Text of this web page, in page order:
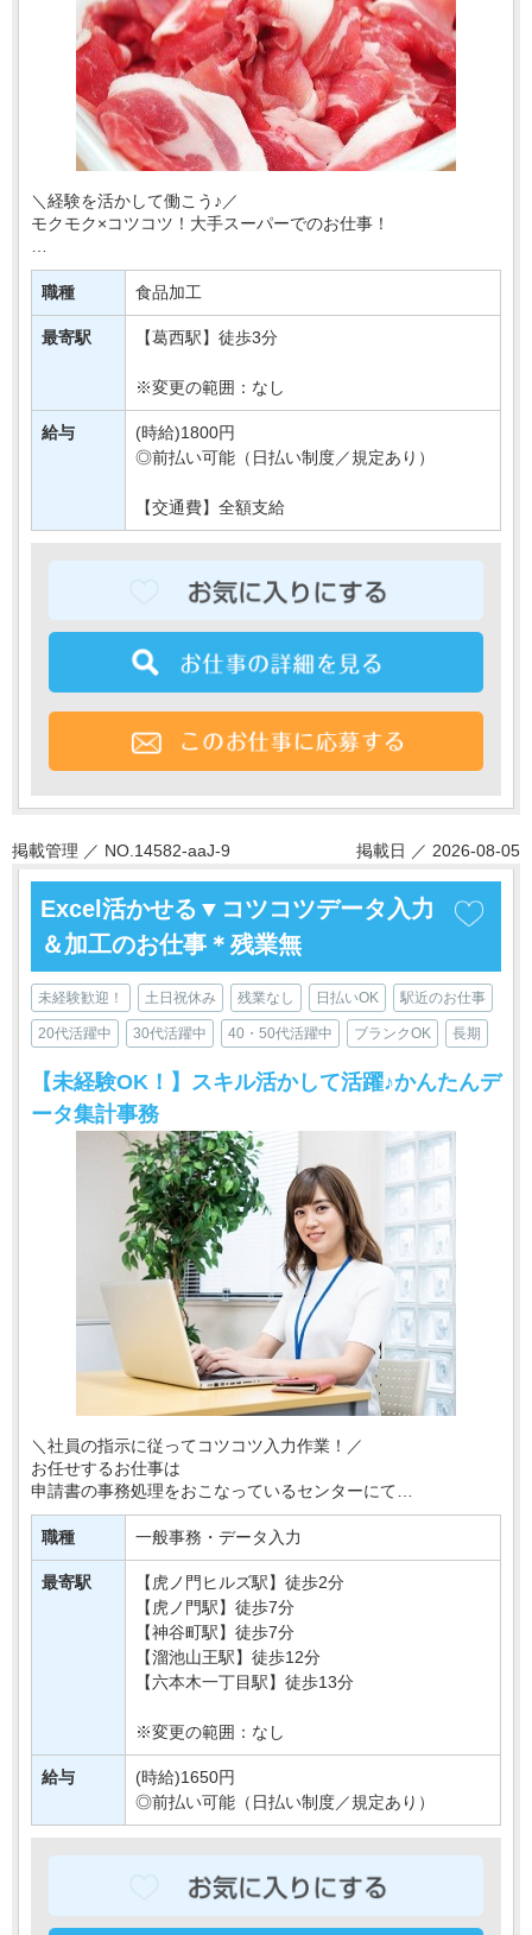
＼経験を活かして働こう♪／
モクモク×コツコツ！大手スーパーでのお仕事！
お任せするのは
スライサーや包丁で精肉の加工やパック詰めなど！
お店は駅から徒歩3分♪
職種 食品加工
最寄駅 【葛西駅】徒歩3分
※変更の範囲：なし
給与
(時給)1800円
◎前払い可能（日払い制度／規定あり）
【交通費】全額支給
掲載管理 ／ NO.14582-aaJ-9 掲載日 ／ 2026-08-05
Excel活かせる▼コツコツデータ入力
＆加工のお仕事＊残業無
未経験歓迎！ 土日祝休み 残業なし 日払いOK 駅近のお仕事
20代活躍中 30代活躍中 40・50代活躍中 ブランクOK 長期
【未経験OK！】スキル活かして活躍♪かんたんデ
ータ集計事務
＼社員の指示に従ってコツコツ入力作業！／
お任せするお仕事は
申請書の事務処理をおこなっているセンターにて
Excelを用いたデータ集計など！
電話対応は一切ないので
作業に集中できる環境です☆
職種 一般事務・データ入力
最寄駅
【虎ノ門ヒルズ駅】徒歩2分
【虎ノ門駅】徒歩7分
【神谷町駅】徒歩7分
【溜池山王駅】徒歩12分
【六本木一丁目駅】徒歩13分
※変更の範囲：なし
給与
(時給)1650円
◎前払い可能（日払い制度／規定あり）